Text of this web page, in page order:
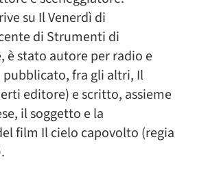
su Il Venerdì di
di Strumenti di
è stato autore per radio e
pubblicato, fra gli altri, Il
editore) e scritto, assieme
il soggetto e la
film Il cielo capovolto (regia